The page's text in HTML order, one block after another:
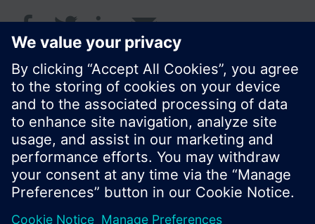
© Siemens Switzerland Ltd. 2018
I prodotti e i pressi possono variare a seconda del